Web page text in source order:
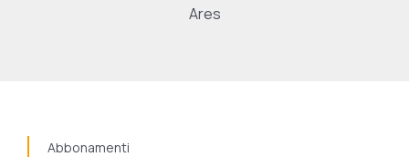
RECENSIONI
Ares
Abbonamenti